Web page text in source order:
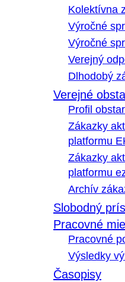
Kolektívna
Výročné
Výročné
Verejný
Dlhodobý
Verejné
Profil
Zákazky
platformu
Zákazky
platformu
Archív
Slobodný
Pracovné
Pracovné
Výsledky
Časopisy